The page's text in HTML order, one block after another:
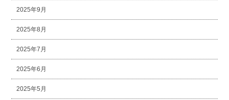
2025年9月
2025年8月
2025年7月
2025年6月
2025年5月